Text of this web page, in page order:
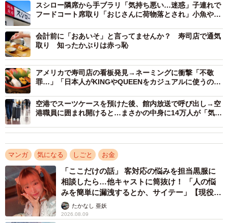
スシロー隣席から手ブラリ「気持ち悪い…迷惑」子連れで
フードコート席取り「おじさんに荷物落とされ」小魚やオ
会計前に「おあいそ」と言ってませんか？ 寿司店で通気
取り 知ったかぶりは赤っ恥
アメリカで寿司店の看板発見→ネーミングに衝撃「不敬
罪…」「日本人がKINGやQUEENをカジュアルに使うのと
空港でスーツケースを預けた後、館内放送で呼び出し→空
港職員に囲まれ開けると…まさかの中身に14万人が「気持
マンガ 気になる しごと お金
「ここだけの話」 客対応の悩みを担当黒服に
相談したら…他キャストに筒抜け！ 「人の悩
みを簡単に漏洩するとか、サイテー」【現役キ
ャストに取材】
たかなし 亜妖
2026.08.09